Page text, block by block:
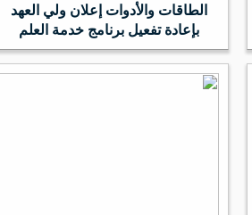
الطاقات والأدوات إعلان ولي العهد
بإعادة تفعيل برنامج خدمة العلم